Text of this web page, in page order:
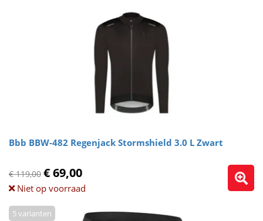
Bbb BBW-482 Regenjack Stormshield 3.0 L Zwart
€ 119,00 € 69,00
Niet op voorraad
5 varianten